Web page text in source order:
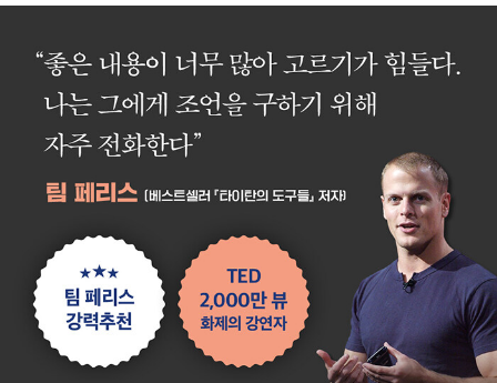
과 연결되는 것을 좋아하며, 이메일을 통해 의견을 듣고 답장을
보내는 것을 즐긴다. 만약 데릭이 누구인지, 뭐하는 사람인지 궁
금하다면 sive.rs.를 방문해주길 바란다. 여기에 다 있다. 또한, si
ve.rs/contact로 가서 안부 인사를 남겨주길. 궁금한 건 뭐든지
물어봐도 좋고 자신에 대해 알려줘도 된다.
은 생각하는 대로 된다》 《지금 하지 않으면 언제 하겠는가》 등이